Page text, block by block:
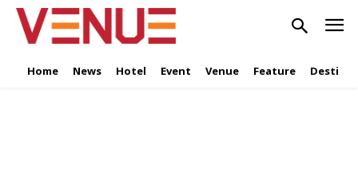
Home News Hotel Event Venue Feature